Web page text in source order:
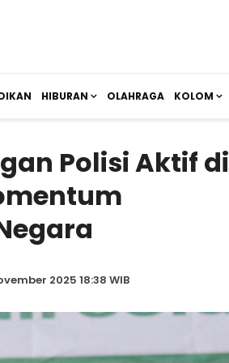
HIBURAN OLAHRAGA KOLOM
Polisi Aktif di
2025 18:38 WIB